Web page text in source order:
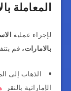
المعاملة
لإجراء عملية
بالامارات، قم
الذهاب إلى
الإماراتية بالنقر